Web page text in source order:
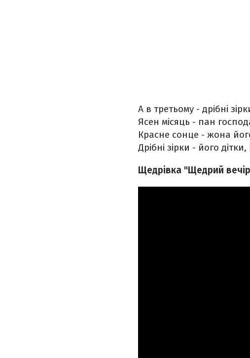
А в третьому - дрібні
Ясен місяць - пан
Красне сонце - жона
Дрібні зірки - його дітки,
Щедрівка "Щедрий